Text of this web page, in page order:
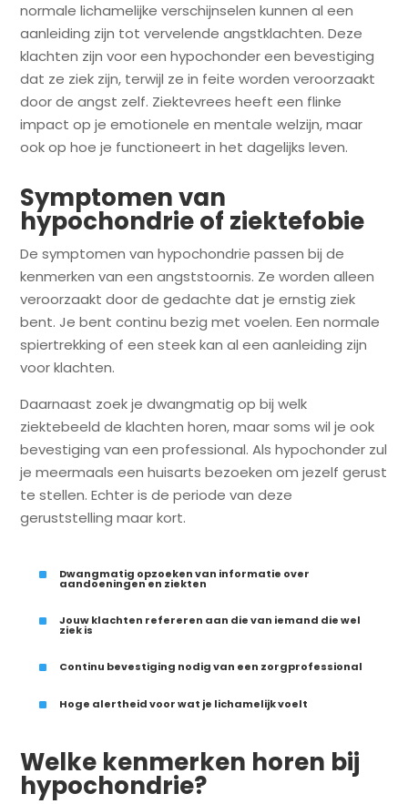
normale lichamelijke verschijnselen kunnen al een
aanleiding zijn tot vervelende angstklachten. Deze
klachten zijn voor een hypochonder een bevestiging
dat ze ziek zijn, terwijl ze in feite worden veroorzaakt
door de angst zelf. Ziektevrees heeft een flinke
impact op je emotionele en mentale welzijn, maar
ook op hoe je functioneert in het dagelijks leven.
Symptomen van
hypochondrie of ziektefobie
De symptomen van hypochondrie passen bij de
kenmerken van een angststoornis. Ze worden alleen
veroorzaakt door de gedachte dat je ernstig ziek
bent. Je bent continu bezig met voelen. Een normale
spiertrekking of een steek kan al een aanleiding zijn
voor klachten.
Daarnaast zoek je dwangmatig op bij welk
ziektebeeld de klachten horen, maar soms wil je ook
bevestiging van een professional. Als hypochonder zul
je meermaals een huisarts bezoeken om jezelf gerust
te stellen. Echter is de periode van deze
geruststelling maar kort.
^ Dwangmatig opzoeken van informatie over
aandoeningen en ziekten
^ Jouw klachten refereren aan die van iemand die wel
ziek is
^ Continu bevestiging nodig van een zorgprofessional
^ Hoge alertheid voor wat je lichamelijk voelt
Welke kenmerken horen bij
hypochondrie?